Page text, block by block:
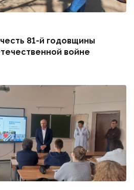
81-й годовщины
войне